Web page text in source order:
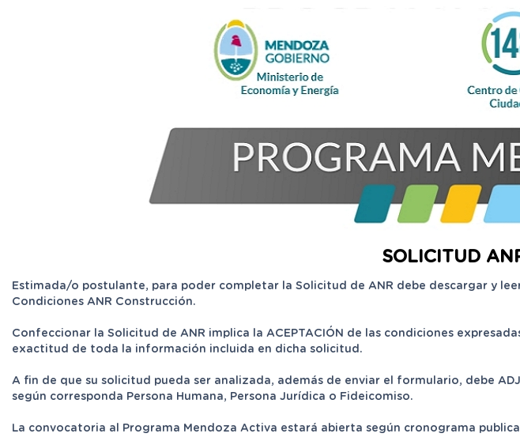
SOLICITUD
Estimada/o postulante, para poder completar la Solicitud de ANR debe descargar y
Condiciones ANR Construcción.
Confeccionar la Solicitud de ANR implica la ACEPTACIÓN de las condiciones
exactitud de toda la información incluida en dicha solicitud.
A fin de que su solicitud pueda ser analizada, además de enviar el formulario, debe
según corresponda Persona Humana, Persona Jurídica o Fideicomiso.
La convocatoria al Programa Mendoza Activa estará abierta según cronograma